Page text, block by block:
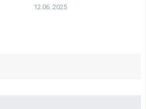
12.06. 2025